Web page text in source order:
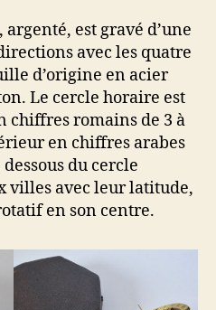
est gravé d’une
avec les quatre
d’origine en acier
Le cercle horaire est
chiffres romains de 3 à
en chiffres arabes
dessous du cercle
villes avec leur latitude,
en son centre.